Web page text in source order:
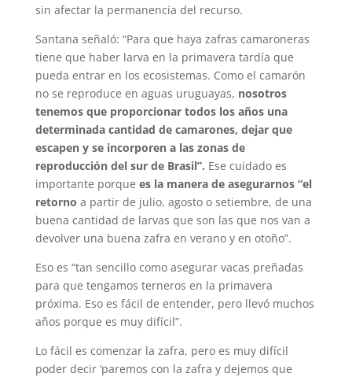
sin afectar la permanencia del recurso.
Santana señaló: “Para que haya zafras camaroneras
tiene que haber larva en la primavera tardía que
pueda entrar en los ecosistemas. Como el camarón
no se reproduce en aguas uruguayas, nosotros
tenemos que proporcionar todos los años una
determinada cantidad de camarones, dejar que
escapen y se incorporen a las zonas de
reproducción del sur de Brasil”. Ese cuidado es
importante porque es la manera de asegurarnos “el
retorno a partir de julio, agosto o setiembre, de una
buena cantidad de larvas que son las que nos van a
devolver una buena zafra en verano y en otoño”.
Eso es “tan sencillo como asegurar vacas preñadas
para que tengamos terneros en la primavera
próxima. Eso es fácil de entender, pero llevó muchos
años porque es muy difícil”.
Lo fácil es comenzar la zafra, pero es muy difícil
poder decir ‘paremos con la zafra y dejemos que